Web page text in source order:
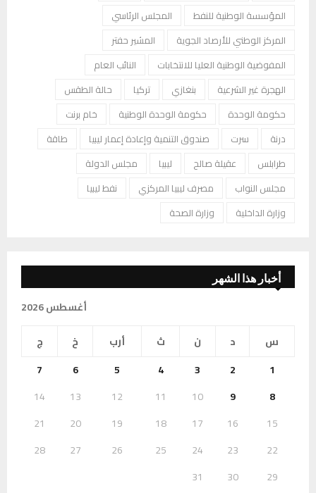
المؤسسة الوطنية للنفط
المجلس الرئاسي
المركز الوطني للأرصاد الجوية
المشير حفتر
المفوضية الوطنية العليا للانتخابات
النائب العام
الهجرة غير الشرعية
بنغازي تركيا
حالة الطقس
حكومة الوحدة
حكومة الوحدة الوطنية
خام برنت
درنة
سرت صندوق التنمية وإعادة إعمار ليبيا
طاقة
طرابلس
عقيلة صالح ليبيا
مجلس الدولة
مجلس النواب
مصرف ليبيا المركزي
نفط ليبيا
وزارة الداخلية
وزارة الصحة
أخبار هذا الشهر
أغسطس 2026
س
د ن ث أرب خ
ج
1
2
3
4
5
6
7
8
9
10
11
12
13
14
15
16
17
18
19
20
21
22
23
24
25
26
27
28
29
30
31